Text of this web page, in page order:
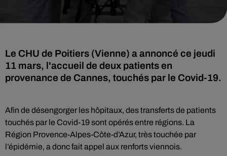
Le CHU de Poitiers (Vienne) a annoncé ce jeudi
11 mars, l'accueil de deux patients en
provenance de Cannes, touchés par le Covid-19.
Afin de désengorger les hôpitaux, des transferts de patients
touchés par le Covid-19 sont opérés entre régions. La
Région Provence-Alpes-Côte-d’Azur, très touchée par
l’épidémie, a donc fait appel aux renforts viennois.